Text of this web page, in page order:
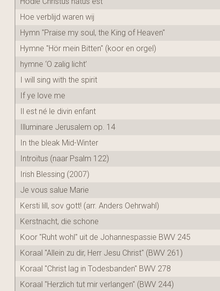
Hoe verblijd waren wij
Hymn "Praise my soul, the King of Heaven"
Hymne "Hör mein Bitten" (koor en orgel)
hymne ‘O zalig licht’
I will sing with the spirit
If ye love me
Il est né le divin enfant
Illuminare Jerusalem op. 14
In the bleak Mid-Winter
Introïtus (naar Psalm 122)
Irish Blessing (2007)
Je vous salue Marie
Kersti lill, sov gott! (arr. Anders Oehrwahl)
Kerstnacht, die schone
Koor "Ruht wohl" uit de Johannespassie BWV 245
Koraal "Allein zu dir, Herr Jesu Christ" (BWV 261)
Koraal "Christ lag in Todesbanden" BWV 278
Koraal "Herzlich tut mir verlangen" (BWV 244)